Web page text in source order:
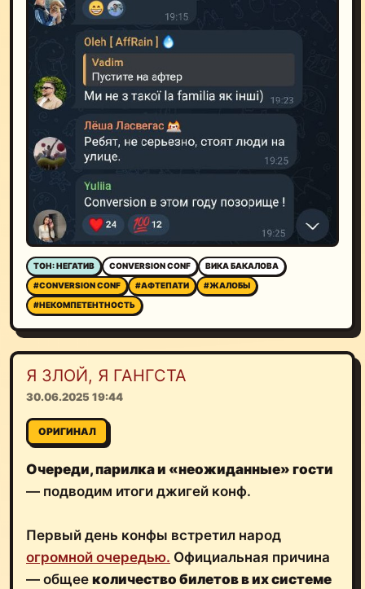
ТОН: НЕГАТИВ CONVERSION CONF
ВИКА БАКАЛОВА
#CONVERSION CONF
#АФТЕПАТИ
#ЖАЛОБЫ
#НЕКОМПЕТЕНТНОСТЬ
Я ЗЛОЙ, Я ГАНГСТА
30.06.2025 19:44
ОРИГИНАЛ
Очереди, парилка и «неожиданные» гости
— подводим итоги джигей конф.
Первый день конфы встретил народ
огромной очередью.
Официальная причина
— общее
количество билетов в их системе